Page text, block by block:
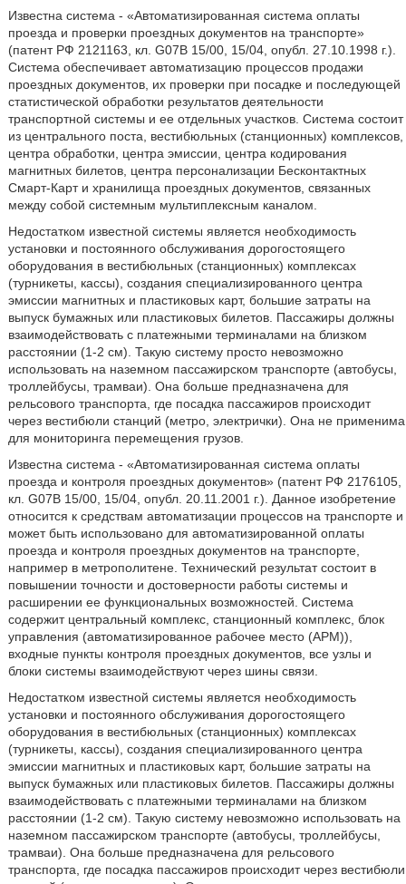
Известна система - «Автоматизированная система оплаты
проезда и проверки проездных документов на транспорте»
(патент РФ 2121163, кл. G07B 15/00, 15/04, опубл. 27.10.1998 г.).
Система обеспечивает автоматизацию процессов продажи
проездных документов, их проверки при посадке и последующей
статистической обработки результатов деятельности
транспортной системы и ее отдельных участков. Система состоит
из центрального поста, вестибюльных (станционных) комплексов,
центра обработки, центра эмиссии, центра кодирования
магнитных билетов, центра персонализации Бесконтактных
Смарт-Карт и хранилища проездных документов, связанных
между собой системным мультиплексным каналом.
Недостатком известной системы является необходимость
установки и постоянного обслуживания дорогостоящего
оборудования в вестибюльных (станционных) комплексах
(турникеты, кассы), создания специализированного центра
эмиссии магнитных и пластиковых карт, большие затраты на
выпуск бумажных или пластиковых билетов. Пассажиры должны
взаимодействовать с платежными терминалами на близком
расстоянии (1-2 см). Такую систему просто невозможно
использовать на наземном пассажирском транспорте (автобусы,
троллейбусы, трамваи). Она больше предназначена для
рельсового транспорта, где посадка пассажиров происходит
через вестибюли станций (метро, электрички). Она не применима
для мониторинга перемещения грузов.
Известна система - «Автоматизированная система оплаты
проезда и контроля проездных документов» (патент РФ 2176105,
кл. G07B 15/00, 15/04, опубл. 20.11.2001 г.). Данное изобретение
относится к средствам автоматизации процессов на транспорте и
может быть использовано для автоматизированной оплаты
проезда и контроля проездных документов на транспорте,
например в метрополитене. Технический результат состоит в
повышении точности и достоверности работы системы и
расширении ее функциональных возможностей. Система
содержит центральный комплекс, станционный комплекс, блок
управления (автоматизированное рабочее место (АРМ)),
входные пункты контроля проездных документов, все узлы и
блоки системы взаимодействуют через шины связи.
Недостатком известной системы является необходимость
установки и постоянного обслуживания дорогостоящего
оборудования в вестибюльных (станционных) комплексах
(турникеты, кассы), создания специализированного центра
эмиссии магнитных и пластиковых карт, большие затраты на
выпуск бумажных или пластиковых билетов. Пассажиры должны
взаимодействовать с платежными терминалами на близком
расстоянии (1-2 см). Такую систему невозможно использовать на
наземном пассажирском транспорте (автобусы, троллейбусы,
трамваи). Она больше предназначена для рельсового
транспорта, где посадка пассажиров происходит через вестибюли